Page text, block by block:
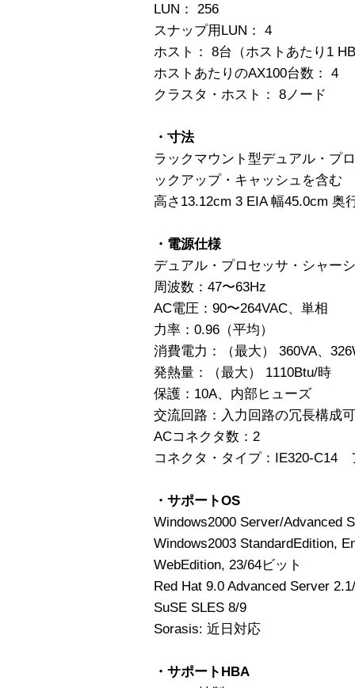
LUN： 256
スナップ用LUN： 4
ホスト： 8台（ホストあたり1
ホストあたりのAX100台数： 4
クラスタ・ホスト： 8ノード
・寸法
ラックマウント型デュアル・プ
ックアップ・キャッシュを含む
高さ13.12cm 3 EIA 幅45.0cm 奥
・電源仕様
デュアル・プロセッサ・シャーシ
周波数：47〜63Hz
AC電圧：90〜264VAC、単相
力率：0.96（平均）
消費電力：（最大） 360VA、
発熱量：（最大） 1110Btu/時
保護：10A、内部ヒューズ
交流回路：入力回路の冗長構成
ACコネクタ数：2
コネクタ・タイプ：IE320-C14
・サポートOS
Windows2000 Server/Advanced
Windows2003 StandardEdition,
WebEdition, 23/64ビット
Red Hat 9.0 Advanced Server
SuSE SLES 8/9
Sorasis: 近日対応
・サポートHBA